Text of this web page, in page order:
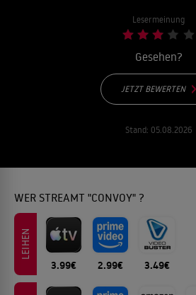
Lesermeinung
Gesehen?
JETZT BEWERTEN
Stand: 05.08.2026
WER STREAMT "CONVOY" ?
LEIHEN
3.99€ 2.99€ 3.49€